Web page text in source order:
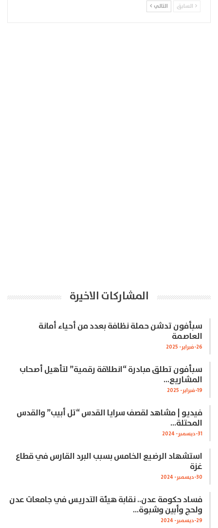
السابق التالي
المشاركات الاخيرة
سبأفون تدشن حملة نظافة بعدد من أحياء أمانة
العاصمة
26-فبراير- 2025
سبأفون تطلق مبادرة “انطلاقة رقمية” لتأهيل أصحاب
المشاريع…
19-فبراير- 2025
فيديو | مشاهد لقصف سرايا القدس “تل أبيب” والقدس
المحتلة…
31-ديسمبر- 2024
استشهاد الرضيع الخامس بسبب البرد القارس في قطاع
غزة
30-ديسمبر- 2024
فساد حكومة عدن.. نقابة هيئة التدريس في جامعات عدن
ولحج وأبين وشبوة…
29-ديسمبر- 2024